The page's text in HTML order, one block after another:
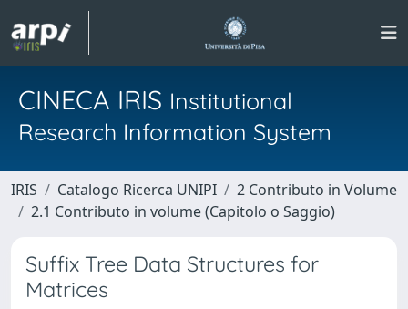
CINECA IRIS Institutional
Research Information System
IRIS Catalogo Ricerca UNIPI
2 Contributo in Volume
2.1 Contributo in volume (Capitolo o Saggio)
Suffix Tree Data Structures for
Matrices